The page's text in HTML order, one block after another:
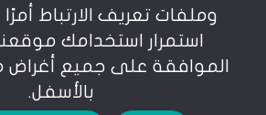
يمنع نسخ أو إعادة استخدام
موقعنا تحت طائلة المسؤولية، إن
نشر أو إجتزاء بدون اذن خطي مسبق
وملفات تعريف الارتباط
استمرار استخدامك
الموافقة على جميع أغراض
بالأسفل.